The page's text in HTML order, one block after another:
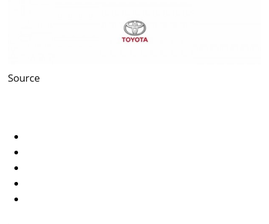
Source